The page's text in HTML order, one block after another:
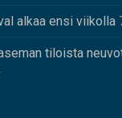
alkaa ensi viikolla
tiloista